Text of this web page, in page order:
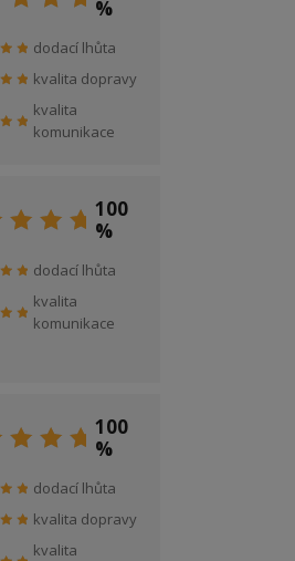
%
dodací lhůta
kvalita dopravy
kvalita
komunikace
100
%
dodací lhůta
kvalita
komunikace
100
%
dodací lhůta
kvalita dopravy
kvalita